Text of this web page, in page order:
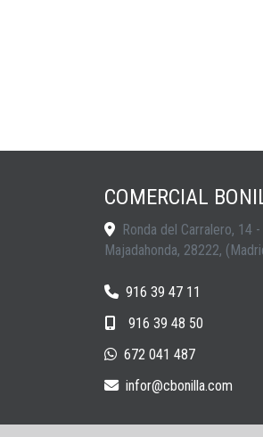
COMERCIAL
Ronda del Carralero, 14
Majadahonda, 28222,
916 39 47 11
916 39 48 50
672 041 487
infor
cbonilla.com